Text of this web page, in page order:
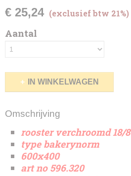
€ 25,24 (exclusief btw 21%)
Aantal
IN WINKELWAGEN
Omschrijving
rooster verchroomd 18/8
type bakerynorm
600x400
art no 596.320